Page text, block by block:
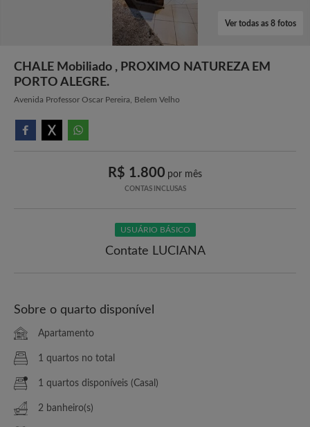
Ver todas as 8 fotos
CHALE Mobiliado , PROXIMO NATUREZA EM
PORTO ALEGRE.
Avenida Professor Oscar Pereira, Belem Velho
R$ 1.800 por mês
CONTAS INCLUSAS
USUÁRIO BÁSICO
Contate LUCIANA
Sobre o quarto disponível
Apartamento
1 quartos no total
1 quartos disponíveis (Casal)
2 banheiro(s)